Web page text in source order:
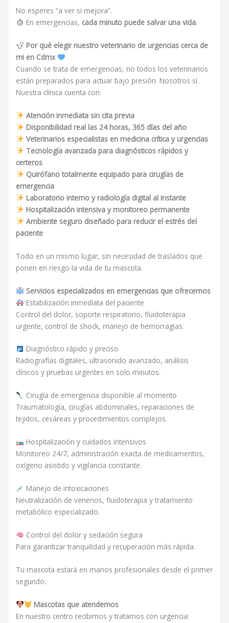
No esperes “a ver si mejora”.
En emergencias, cada minuto puede salvar una vida.
Por qué elegir nuestro veterinario de urgencias cerca de
mi en Cdmx
Cuando se trata de emergencias, no todos los veterinarios
están preparados para actuar bajo presión. Nosotros sí.
Nuestra clínica cuenta con:
Atención inmediata sin cita previa
Disponibilidad real las 24 horas, 365 días del año
Veterinarios especialistas en medicina crítica y urgencias
Tecnología avanzada para diagnósticos rápidos y
certeros
Quirófano totalmente equipado para cirugías de
emergencia
Laboratorio interno y radiología digital al instante
Hospitalización intensiva y monitoreo permanente
Ambiente seguro diseñado para reducir el estrés del
paciente
Todo en un mismo lugar, sin necesidad de traslados que
ponen en riesgo la vida de tu mascota.
Servicios especializados en emergencias que ofrecemos
Estabilización inmediata del paciente
Control del dolor, soporte respiratorio, fluidoterapia
urgente, control de shock, manejo de hemorragias.
Diagnóstico rápido y preciso
Radiografías digitales, ultrasonido avanzado, análisis
clínicos y pruebas urgentes en solo minutos.
Cirugía de emergencia disponible al momento
Traumatología, cirugías abdominales, reparaciones de
tejidos, cesáreas y procedimientos complejos.
Hospitalización y cuidados intensivos
Monitoreo 24/7, administración exacta de medicamentos,
oxígeno asistido y vigilancia constante.
Manejo de intoxicaciones
Neutralización de venenos, fluidoterapia y tratamiento
metabólico especializado.
Control del dolor y sedación segura
Para garantizar tranquilidad y recuperación más rápida.
Tu mascota estará en manos profesionales desde el primer
segundo.
Mascotas que atendemos
En nuestro centro recibimos y tratamos con urgencia: